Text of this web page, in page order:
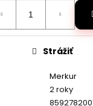
Merkur
2 roky
Strážiť